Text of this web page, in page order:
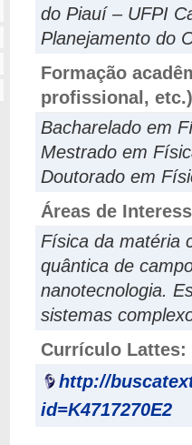
do Piauí – UFPI
Planejamento do
Formação
profissional, etc.)
Bacharelado em
Mestrado em
Doutorado em
Áreas de
Física da matéria
quântica de
nanotecnologia.
sistemas
Currículo Lattes:
http://
id=K4717270E2